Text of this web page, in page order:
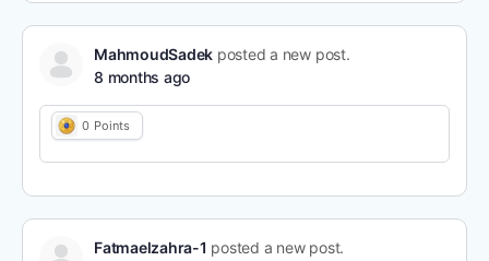
MahmoudSadek posted a new post.
8 months ago
0 Points
Fatmaelzahra-1 posted a new post.